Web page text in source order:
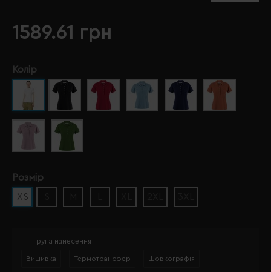
1589.61 грн
Колір
Розмір
XS
Група нанесення
Вишивка Термотрансфер Шовкографія